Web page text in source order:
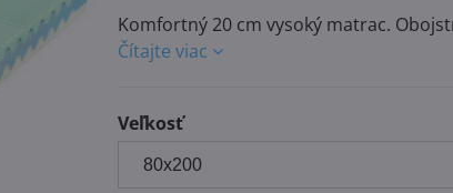
Komfortný 20 cm vysoký matrac.
Čítajte viac
Veľkosť